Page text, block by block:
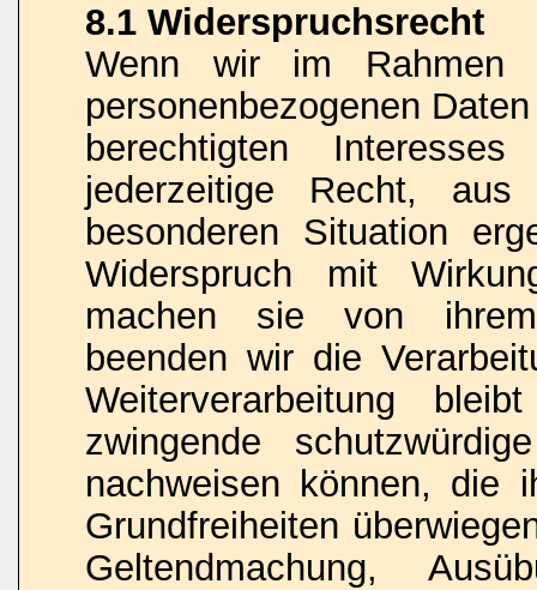
8.1 Widerspruchsrecht
Wenn wir im Rahmen
personenbezogenen
berechtigten
jederzeitige Recht,
besonderen Situation
Widerspruch mit
machen sie von ihrem
beenden wir die
Weiterverarbeitung
zwingende
nachweisen können, die
Grundfreiheiten
Geltendmachung,